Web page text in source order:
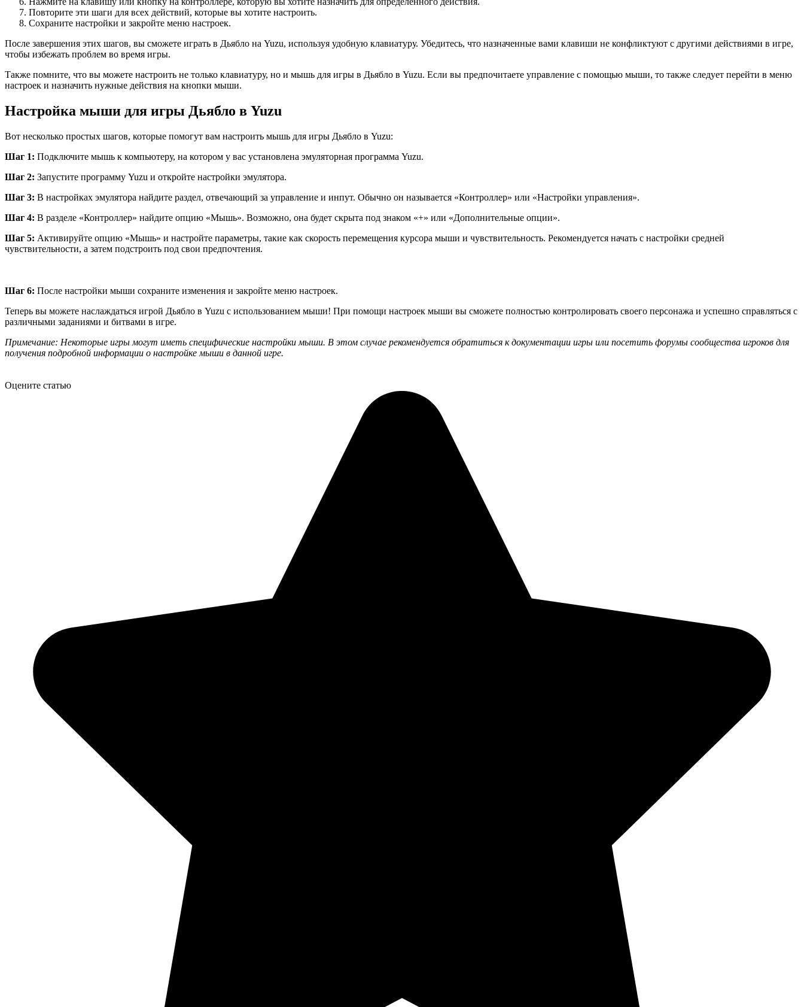
Повторите эти шаги для всех действий, которые вы хотите настроить.
Сохраните настройки и закройте меню настроек.
После завершения этих шагов, вы сможете играть в Дьябло на Yuzu, используя удобную клавиатуру. Убедитесь, что назначенные вами клавиши не конфликтуют с другими действиями в игре,
чтобы избежать проблем во время игры.
Также помните, что вы можете настроить не только клавиатуру, но и мышь для игры в Дьябло в Yuzu. Если вы предпочитаете управление с помощью мыши, то также следует перейти в меню
настроек и назначить нужные действия на кнопки мыши.
Настройка мыши для игры Дьябло в Yuzu
Вот несколько простых шагов, которые помогут вам настроить мышь для игры Дьябло в Yuzu:
Шаг 1: Подключите мышь к компьютеру, на котором у вас установлена эмуляторная программа Yuzu.
Шаг 2: Запустите программу Yuzu и откройте настройки эмулятора.
Шаг 3: В настройках эмулятора найдите раздел, отвечающий за управление и инпут. Обычно он называется «Контроллер» или «Настройки управления».
Шаг 4: В разделе «Контроллер» найдите опцию «Мышь». Возможно, она будет скрыта под знаком «+» или «Дополнительные опции».
Шаг 5: Активируйте опцию «Мышь» и настройте параметры, такие как скорость перемещения курсора мыши и чувствительность. Рекомендуется начать с настройки средней
чувствительности, а затем подстроить под свои предпочтения.
Шаг 6: После настройки мыши сохраните изменения и закройте меню настроек.
Теперь вы можете наслаждаться игрой Дьябло в Yuzu с использованием мыши! При помощи настроек мыши вы сможете полностью контролировать своего персонажа и успешно справляться с
различными заданиями и битвами в игре.
Примечание: Некоторые игры могут иметь специфические настройки мыши. В этом случае рекомендуется обратиться к документации игры или посетить форумы сообщества игроков для
получения подробной информации о настройке мыши в данной игре.
Оцените статью